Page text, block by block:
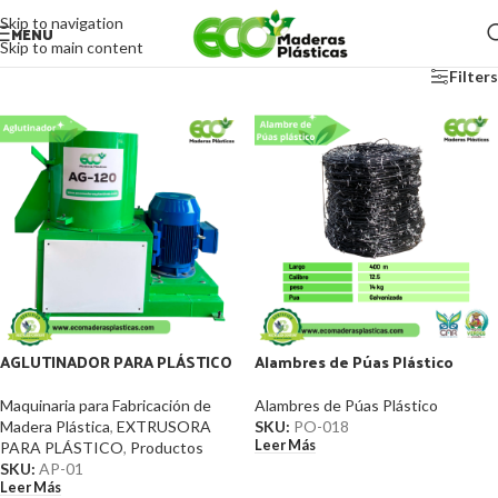
Skip to navigation
Skip to main content
MENU
Filters
AGLUTINADOR PARA PLÁSTICO
Maquinaria para Fabricación de
Madera Plástica, EXTRUSORA
PARA PLÁSTICO, Productos
SKU: AP-01
Leer Más
Alambres de Púas Plástico
Alambres de Púas Plástico
SKU: PO-018
Leer Más